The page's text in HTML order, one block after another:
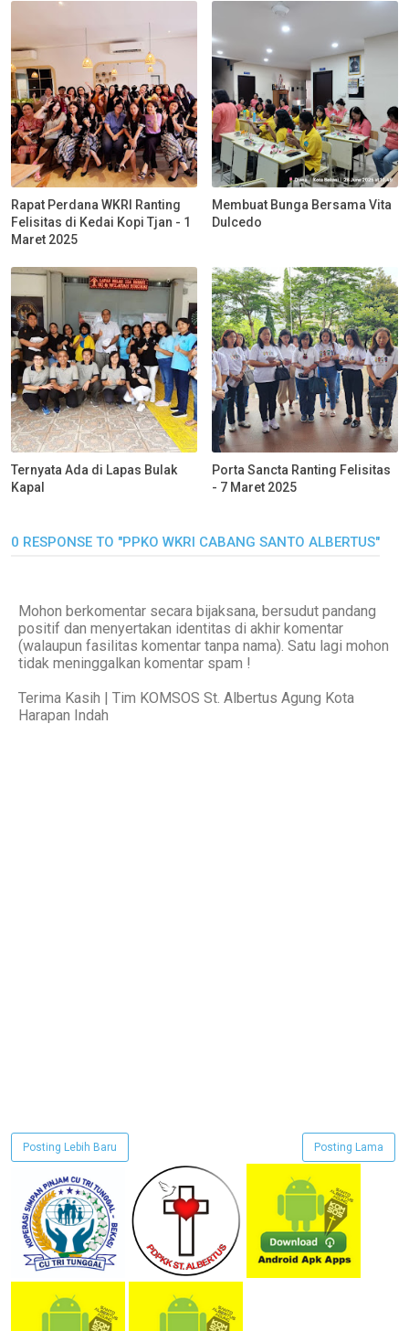
Rapat Perdana WKRI Ranting
Felisitas di Kedai Kopi Tjan - 1
Maret 2025
Membuat Bunga Bersama Vita
Dulcedo
Ternyata Ada di Lapas Bulak
Kapal
Porta Sancta Ranting Felisitas
- 7 Maret 2025
0 RESPONSE TO "PPKO WKRI CABANG SANTO ALBERTUS"
Mohon berkomentar secara bijaksana, bersudut pandang
positif dan menyertakan identitas di akhir komentar
(walaupun fasilitas komentar tanpa nama). Satu lagi mohon
tidak meninggalkan komentar spam !
Terima Kasih | Tim KOMSOS St. Albertus Agung Kota
Harapan Indah
Posting Lebih Baru Posting Lama